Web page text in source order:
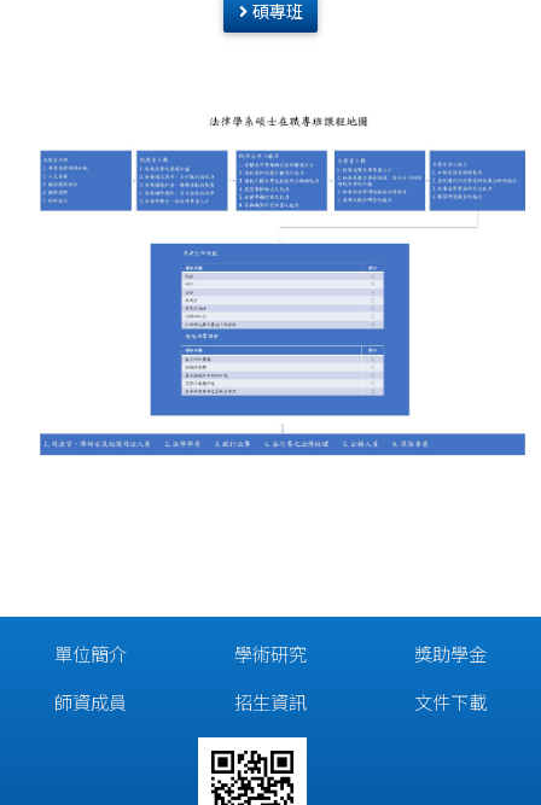
碩專班
單位簡介
師資成員
學術研究
招生資訊
獎助學金
文件下載